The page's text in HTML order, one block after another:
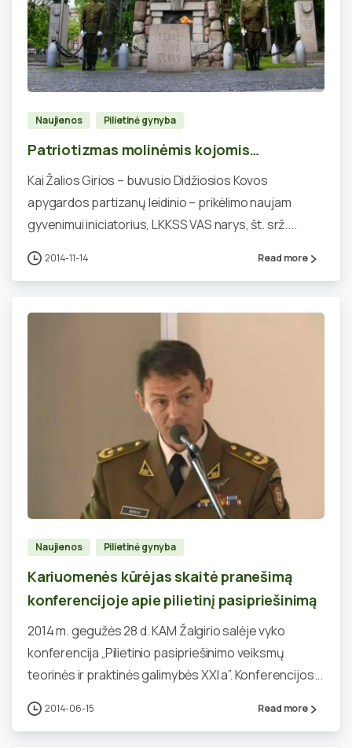
0
Naujienos Pilietinė gynyba
Patriotizmas molinėmis kojomis…
Kai Žalios Girios – buvusio Didžiosios Kovos
apygardos partizanų leidinio – prikėlimo naujam
gyvenimui iniciatorius, LKKSS VAS narys, št. srž....
2014-11-14 Read more
Naujienos Pilietinė gynyba
Kariuomenės kūrėjas skaitė pranešimą
konferencijoje apie pilietinį pasipriešinimą
2014 m. gegužės 28 d. KAM Žalgirio salėje vyko
konferencija „Pilietinio pasipriešinimo veiksmų
teorinės ir praktinės galimybės XXI a”. Konferencijos...
2014-06-15 Read more